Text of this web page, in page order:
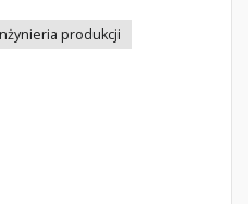
produkcji